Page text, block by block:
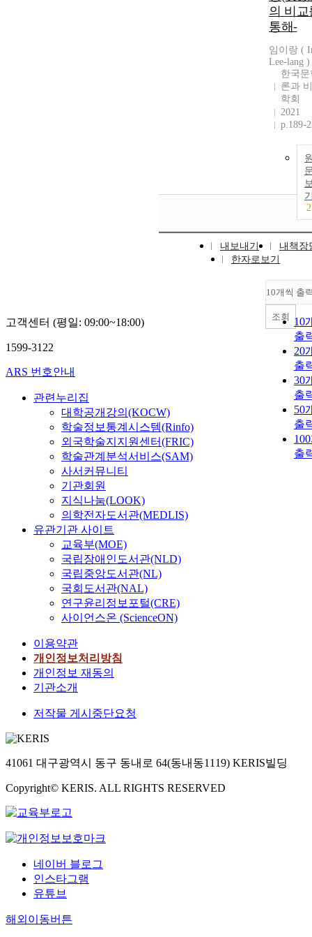
의 비교
통해-
임이랑 (
Lee-lang )
한국
론과
학회
2021
p.189-
2
내보내기
내책장
한자로보기
10개씩 출
10
출
20
출
30
출
50
출
출
조회
고객센터 (평일: 09:00~18:00)
1599-3122
ARS 번호안내
관련누리집
대학공개강의(KOCW)
학술정보통계시스템(Rinfo)
외국학술지지원센터(FRIC)
학술관계분석서비스(SAM)
사서커뮤니티
기관회원
지식나눔(LOOK)
의학전자도서관(MEDLIS)
유관기관 사이트
교육부(MOE)
국립장애인도서관(NLD)
국립중앙도서관(NL)
국회도서관(NAL)
연구윤리정보포털(CRE)
사이언스온 (ScienceON)
이용약관
개인정보처리방침
개인정보 재동의
기관소개
저작물 게시중단요청
41061 대구광역시 동구 동내로 64(동내동1119) KERIS빌딩
Copyright© KERIS. ALL RIGHTS RESERVED
네이버 블로그
인스타그램
유튜브
해외이동버튼